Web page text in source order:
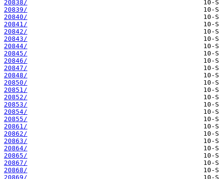
20838/
20839/
20840/
20841/
20842/
20843/
20844/
20845/
20846/
20847/
20848/
20850/
20851/
20852/
20853/
20854/
20855/
20861/
20862/
20863/
20864/
20865/
20867/
20868/
20869/